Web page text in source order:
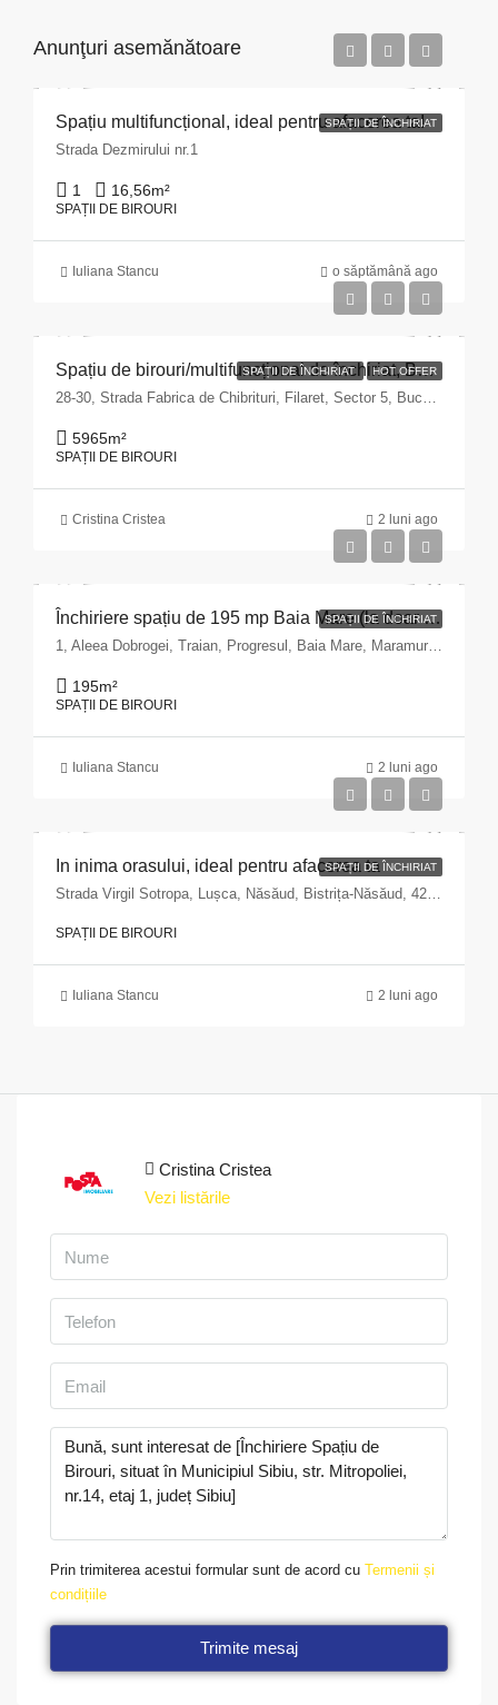
Anunţuri asemănătoare
SPAȚII DE ÎNCHIRIAT
Spațiu multifuncțional, ideal pentru afacerea ta!
Strada Dezmirului nr.1
1 16,56m²
SPAȚII DE BIROURI
Iuliana Stancu o săptămână ago
SPAȚII DE ÎNCHIRIAT HOT OFFER
Spațiu de birouri/multifuncțional de închiriat, București, Sector 5 – zona Fabrica de Chibrituri
28-30, Strada Fabrica de Chibrituri, Filaret, Sector 5, Bucharest, 040542, Romania
5965m²
SPAȚII DE BIROURI
Cristina Cristea 2 luni ago
SPAȚII DE ÎNCHIRIAT
Închiriere spațiu de 195 mp Baia Mare (la doar 3 km de centru)
1, Aleea Dobrogei, Traian, Progresul, Baia Mare, Maramureș, 430191, Romania
195m²
SPAȚII DE BIROURI
Iuliana Stancu 2 luni ago
SPAȚII DE ÎNCHIRIAT
In inima orasului, ideal pentru afacerea ta
Strada Virgil Sotropa, Lușca, Năsăud, Bistrița-Năsăud, 425202, Romania
SPAȚII DE BIROURI
Iuliana Stancu 2 luni ago
Cristina Cristea
Vezi listările
Prin trimiterea acestui formular sunt de acord cu Termenii și
condițiile
Trimite mesaj